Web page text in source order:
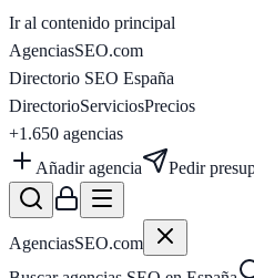
Ir al contenido principal
AgenciasSEO.com
Directorio SEO España
DirectorioServiciosPrecios
+1.650 agencias
Añadir agencia
Pedir
AgenciasSEO.com